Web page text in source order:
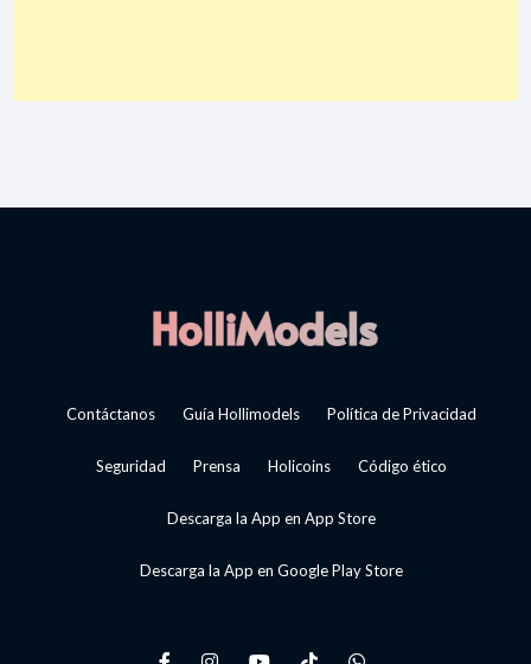
Contáctanos Guía Hollimodels Política de Privacidad
Seguridad Prensa Holicoins Código ético
Descarga la App en App Store
Descarga la App en Google Play Store